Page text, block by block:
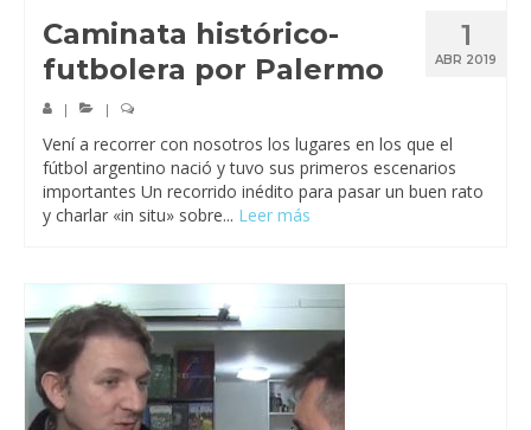
1
ABR 2019
Caminata histórico-
futbolera por Palermo
| |
Vení a recorrer con nosotros los lugares en los que el
fútbol argentino nació y tuvo sus primeros escenarios
importantes Un recorrido inédito para pasar un buen rato
y charlar «in situ» sobre... Leer más